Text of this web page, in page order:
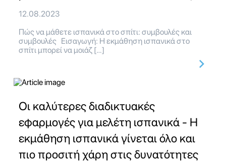
12.08.2023
Πώς να μάθετε ισπανικά στο σπίτι: συμβουλές και
συμβουλές Εισαγωγή: Η εκμάθηση ισπανικά στο
σπίτι μπορεί να μοιάζ […]
Οι καλύτερες διαδικτυακές
εφαρμογές για μελέτη ισπανικά - Η
εκμάθηση ισπανικά γίνεται όλο και
πιο προσιτή χάρη στις δυνατότητες